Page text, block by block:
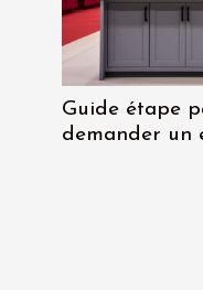
Guide étape
demander un